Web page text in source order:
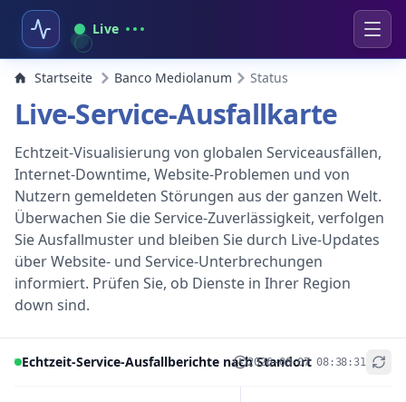
Live
Startseite Banco Mediolanum Status
Live-Service-Ausfallkarte
Echtzeit-Visualisierung von globalen Serviceausfällen,
Internet-Downtime, Website-Problemen und von
Nutzern gemeldeten Störungen aus der ganzen Welt.
Überwachen Sie die Service-Zuverlässigkeit, verfolgen
Sie Ausfallmuster und bleiben Sie durch Live-Updates
über Website- und Service-Unterbrechungen
informiert. Prüfen Sie, ob Dienste in Ihrer Region
down sind.
Echtzeit-Service-Ausfallberichte nach Standort
2026-08-07 08:38:31
+